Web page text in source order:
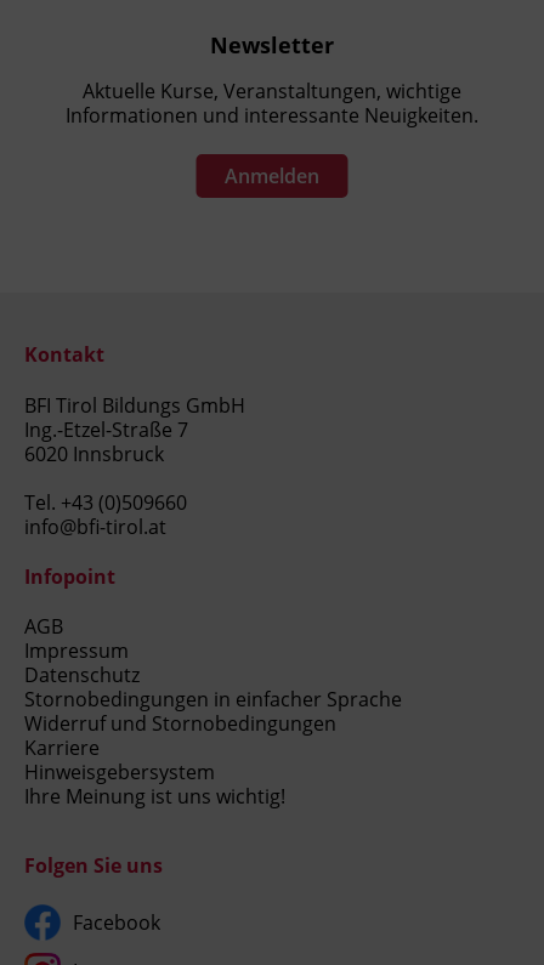
Newsletter
Aktuelle Kurse, Veranstaltungen, wichtige
Informationen und interessante Neuigkeiten.
Anmelden
Kontakt
BFI Tirol Bildungs GmbH
Ing.-Etzel-Straße 7
6020 Innsbruck
Tel. +43 (0)509660
info@bfi-tirol.at
Infopoint
AGB
Impressum
Datenschutz
Stornobedingungen in einfacher Sprache
Widerruf und Stornobedingungen
Karriere
Hinweisgebersystem
Ihre Meinung ist uns wichtig!
Folgen Sie uns
Facebook